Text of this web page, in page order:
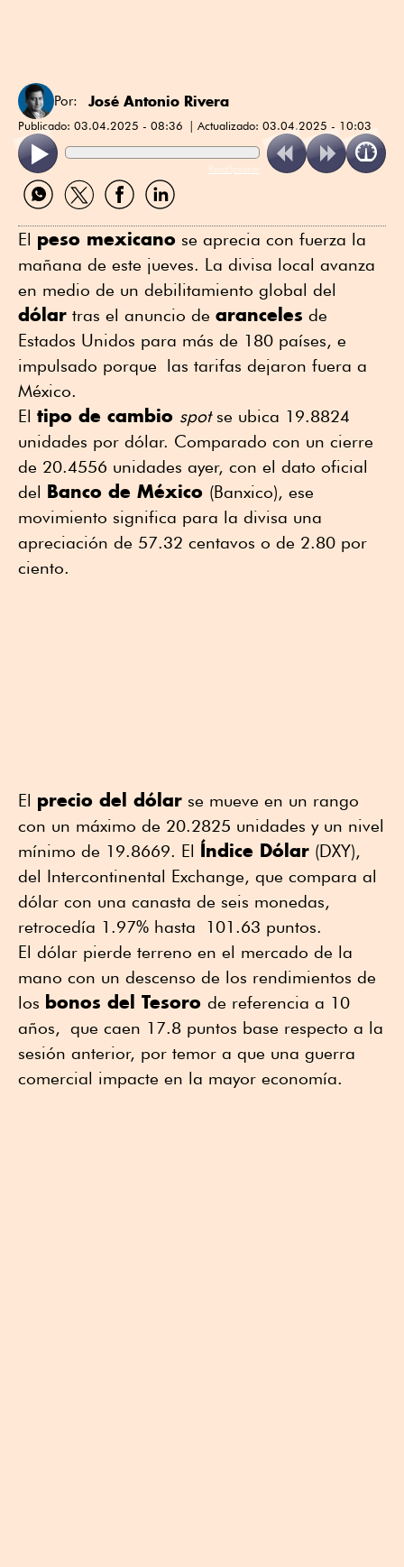
Por: José Antonio Rivera
Publicado: 03.04.2025 - 08:36 Actualizado: 03.04.2025 - 10:03
ReadSpeaker
Compartir
por
Compartir
por
Compartir
por
Compartir
por
El peso mexicano se aprecia con fuerza la
mañana de este jueves. La divisa local avanza
en medio de un debilitamiento global del
dólar tras el anuncio de aranceles de
Estados Unidos para más de 180 países, e
impulsado porque las tarifas dejaron fuera a
México.
El tipo de cambio spotse ubica 19.8824
unidades por dólar. Comparado con un cierre
de 20.4556 unidades ayer, con el dato oficial
del Banco de México (Banxico), ese
movimiento significa para la divisa una
apreciación de 57.32 centavos o de 2.80 por
ciento.
El precio del dólar se mueve en un rango
con un máximo de 20.2825 unidades y un nivel
mínimo de 19.8669. El Índice Dólar (DXY),
del Intercontinental Exchange, que compara al
dólar con una canasta de seis monedas,
retrocedía 1.97% hasta 101.63 puntos.
El dólar pierde terreno en el mercado de la
mano con un descenso de los rendimientos de
los bonos del Tesoro de referencia a 10
años, que caen 17.8 puntos base respecto a la
sesión anterior, por temor a que una guerra
comercial impacte en la mayor economía.